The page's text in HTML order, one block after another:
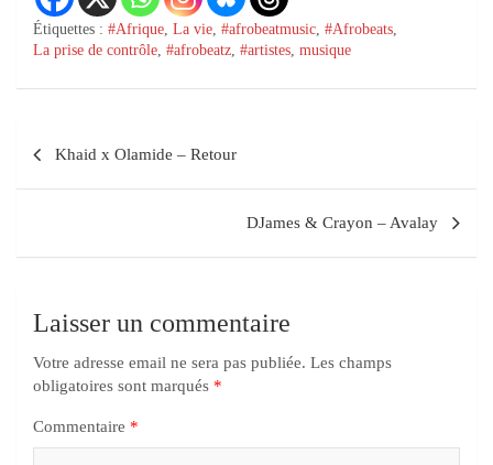
Étiquettes : #Afrique, La vie, #afrobeatmusic, #Afrobeats,
La prise de contrôle, #afrobeatz, #artistes, musique
Khaid x Olamide – Retour
DJames & Crayon – Avalay
Laisser un commentaire
Votre adresse email ne sera pas publiée. Les champs
obligatoires sont marqués *
Commentaire *